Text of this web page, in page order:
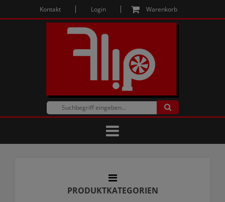
Kontakt Login Warenkorb
PRODUKTKATEGORIEN